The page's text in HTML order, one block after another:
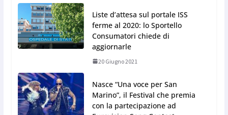
Liste d’attesa sul portale ISS
ferme al 2020: lo Sportello
Consumatori chiede di
aggiornarle
20 Giugno 2021
Nasce “Una voce per San
Marino”, il Festival che premia
con la partecipazione ad